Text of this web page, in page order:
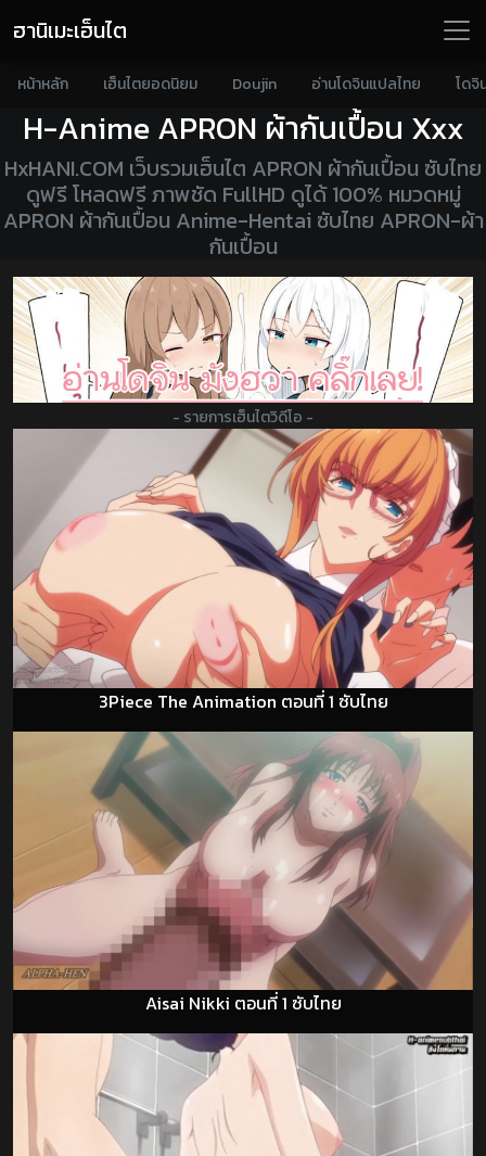
ฮานิเมะเฮ็นไต
หน้าหลัก เฮ็นไตยอดนิยม Doujin อ่านโดจินแปลไทย โด
H-Anime APRON ผ้ากันเปื้อน Xxx
HxHANI.COM เว็บรวมเฮ็นไต APRON ผ้ากันเปื้อน ซับไทย
ดูฟรี โหลดฟรี ภาพชัด FullHD ดูได้ 100% หมวดหมู่
APRON ผ้ากันเปื้อน Anime-Hentai ซับไทย APRON-ผ้า
กันเปื้อน
- รายการเฮ็นไตวิดีโอ -
3Piece The Animation ตอนที่ 1 ซับไทย
Aisai Nikki ตอนที่ 1 ซับไทย